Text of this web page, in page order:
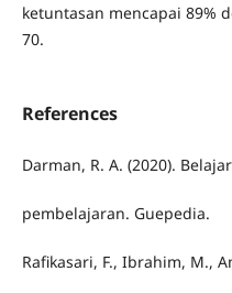
ketuntasan mencapai 89%
70.
References
Darman, R. A. (2020).
pembelajaran. Guepedia.
Rafikasari, F., Ibrahim, M.,